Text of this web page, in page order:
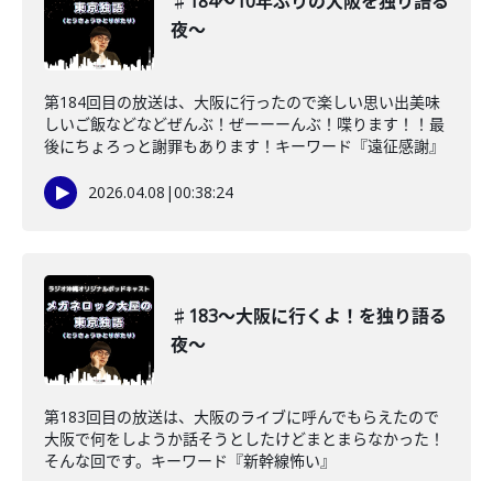
夜〜
第184回目の放送は、大阪に行ったので楽しい思い出美味
しいご飯などなどぜんぶ！ぜーーーんぶ！喋ります！！最
後にちょろっと謝罪もあります！キーワード『遠征感謝』
2026.04.08 |00:38:24
♯183〜大阪に行くよ！を独り語る
夜〜
第183回目の放送は、大阪のライブに呼んでもらえたので
大阪で何をしようか話そうとしたけどまとまらなかった！
そんな回です。キーワード『新幹線怖い』